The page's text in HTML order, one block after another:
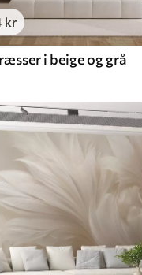
kr
i beige og grå